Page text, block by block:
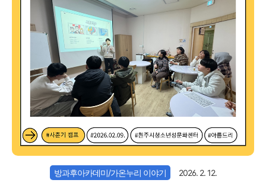
방과후아카데미/가온누리 이야기 2026. 2. 12.